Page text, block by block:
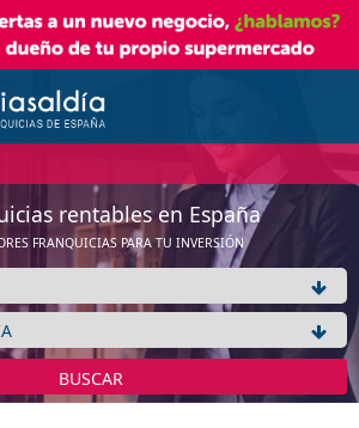
rentables en España
FRANQUICIAS PARA TU INVERSIÓN
BUSCAR